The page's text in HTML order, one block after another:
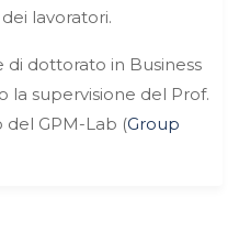
lavoratori.
dottorato in Business
la supervisione del Prof.
del GPM-Lab (Group